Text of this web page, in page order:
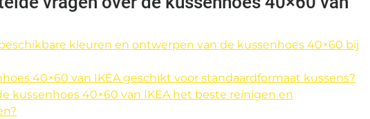
kleuren en ontwerpen van de kussenhoes 40×60 bij
40×60 van IKEA geschikt voor standaardformaat kussens?
kussenhoes 40×60 van IKEA het beste reinigen en